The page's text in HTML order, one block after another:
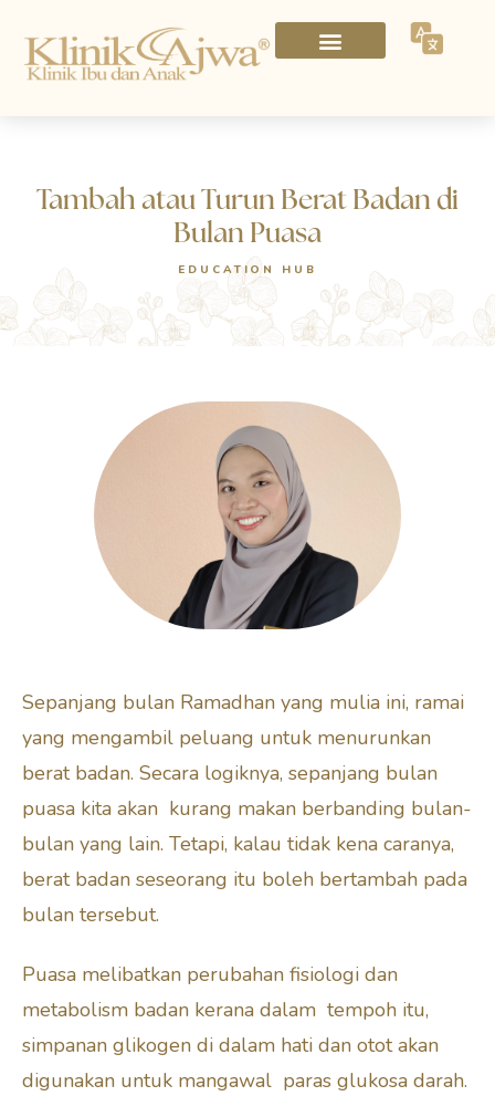
Tambah atau Turun Berat Badan di
Bulan Puasa
EDUCATION HUB
Sepanjang bulan Ramadhan yang mulia ini, ramai
yang mengambil peluang untuk menurunkan
berat badan. Secara logiknya, sepanjang bulan
puasa kita akan kurang makan berbanding bulan-
bulan yang lain. Tetapi, kalau tidak kena caranya,
berat badan seseorang itu boleh bertambah pada
bulan tersebut.
Puasa melibatkan perubahan fisiologi dan
metabolism badan kerana dalam tempoh itu,
simpanan glikogen di dalam hati dan otot akan
digunakan untuk mangawal paras glukosa darah.